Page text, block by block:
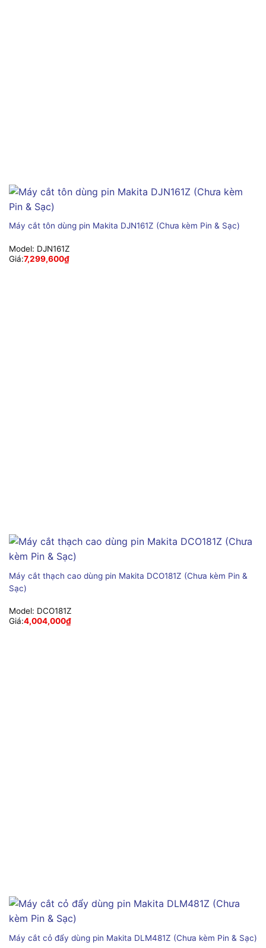
Máy cắt tôn dùng pin Makita DJN161Z (Chưa kèm Pin & Sạc)
Model: DJN161Z
Giá:7,299,600₫
Máy cắt thạch cao dùng pin Makita DCO181Z (Chưa kèm Pin &
Sạc)
Model: DCO181Z
Giá:4,004,000₫
Máy cắt cỏ đẩy dùng pin Makita DLM481Z (Chưa kèm Pin & Sạc)